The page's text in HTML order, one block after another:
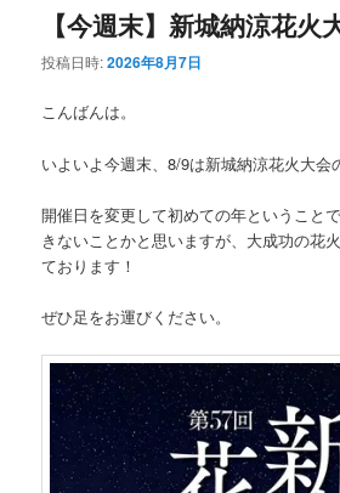
【今週末】新城納涼花火
投稿日時:2026年8月7日
こんばんは。
いよいよ今週末、8/9は新城納涼花火大会
開催日を変更して初めての年ということ
きないことかと思いますが、大成功の花
ております！
ぜひ足をお運びください。